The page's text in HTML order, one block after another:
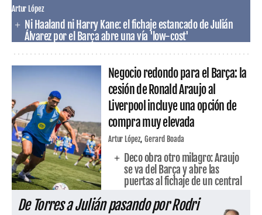
Artur López
Ni Haaland ni Harry Kane: el fichaje estancado de Julián
Álvarez por el Barça abre una vía 'low-cost'
Negocio redondo para el Barça: la
cesión de Ronald Araujo al
Liverpool incluye una opción de
compra muy elevada
Artur López Gerard Boada
Deco obra otro milagro: Araujo
se va del Barça y abre las
puertas al fichaje de un central
De Torres a Julián pasando por Rodri